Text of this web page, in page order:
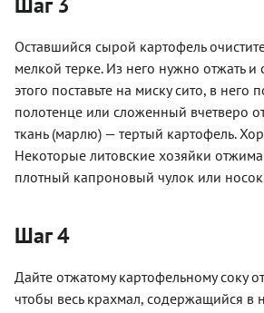
Оставшийся сырой картофель
мелкой терке. Из него нужно отжать и
этого поставьте на миску сито, в него
полотенце или сложенный вчетверо
ткань (марлю) — тертый картофель.
Некоторые литовские хозяйки
плотный капроновый чулок или
Шаг 4
Дайте отжатому картофельному соку
чтобы весь крахмал, содержащийся в